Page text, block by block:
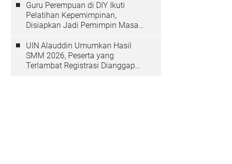
Guru Perempuan di DIY Ikuti
Pelatihan Kepemimpinan,
Disiapkan Jadi Pemimpin Masa
UIN Alauddin Umumkan Hasil
SMM 2026, Peserta yang
Terlambat Registrasi Dianggap